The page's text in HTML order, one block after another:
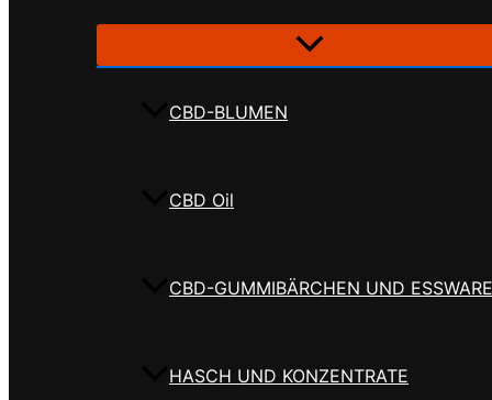
CBD-BLUMEN
CBD Oil
CBD-GUMMIBÄRCHEN UND
HASCH UND KONZENTRATE